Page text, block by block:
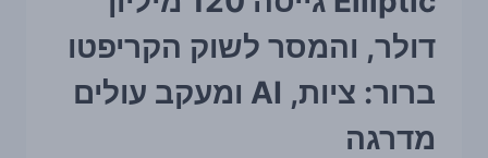
דולר, והמסר לשוק הקריפטו
ברור: ציות, AI ומעקב עולים
מדרגה